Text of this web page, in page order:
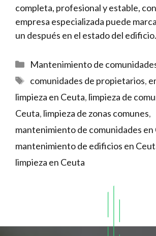
completa, profesional y estable,
empresa especializada puede
un después en el estado del edificio.
Categorías
Mantenimiento de
Etiquetas
comunidades de propietarios,
limpieza en Ceuta, limpieza de
Ceuta, limpieza de zonas comunes,
mantenimiento de comunidades en
mantenimiento de edificios en
limpieza en Ceuta